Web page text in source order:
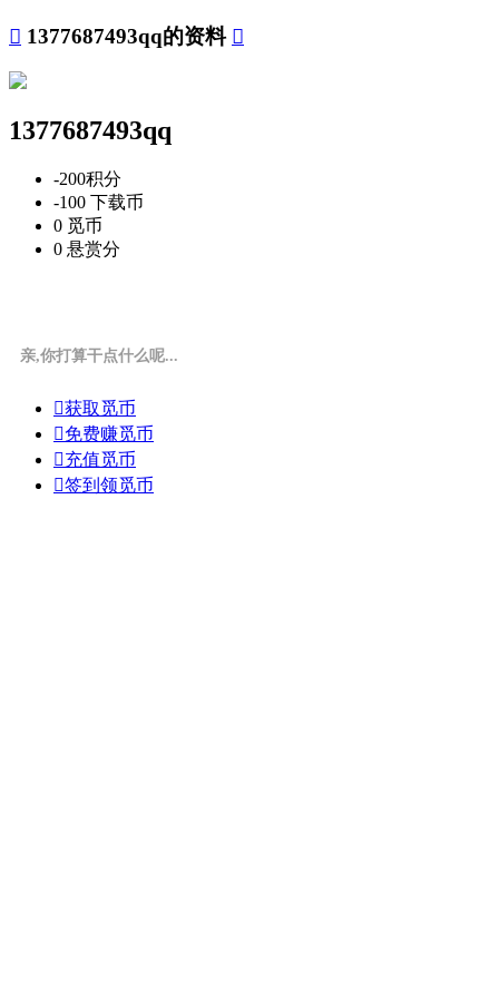
 1377687493qq的资料 
1377687493qq
-200积分
-100 下载币
0 觅币
0 悬赏分
亲,你打算干点什么呢...
获取觅币
免费赚觅币
充值觅币
签到领觅币